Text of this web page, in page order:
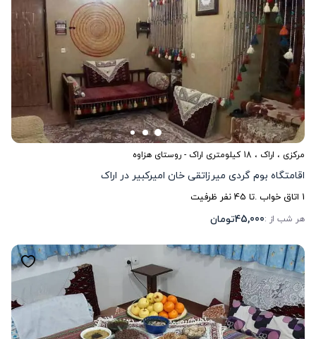
مرکزی ، اراک ، 18 کیلومتری اراک - روستای هزاوه
اقامتگاه بوم گردی میرزاتقی خان امیرکبیر در اراک
1 اتاق خواب .تا 45نفر ظرفیت
هر شب از :45,000تومان